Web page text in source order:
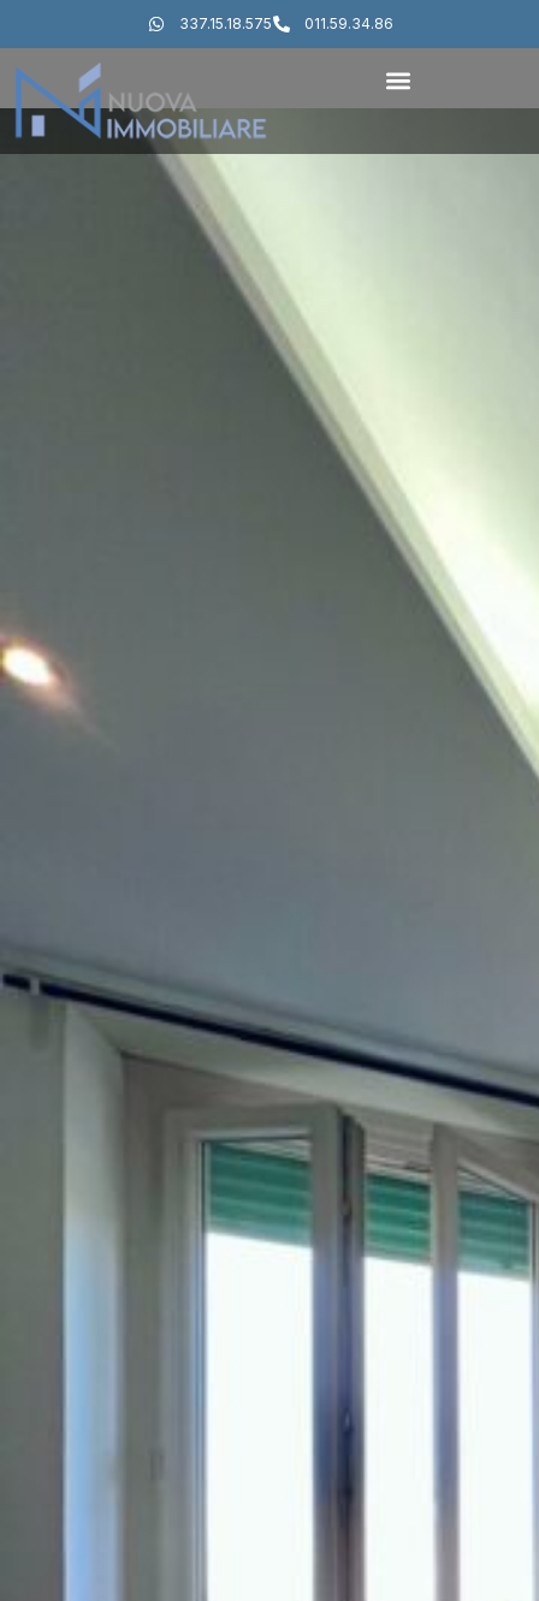
337.15.18.575 011.59.34.86